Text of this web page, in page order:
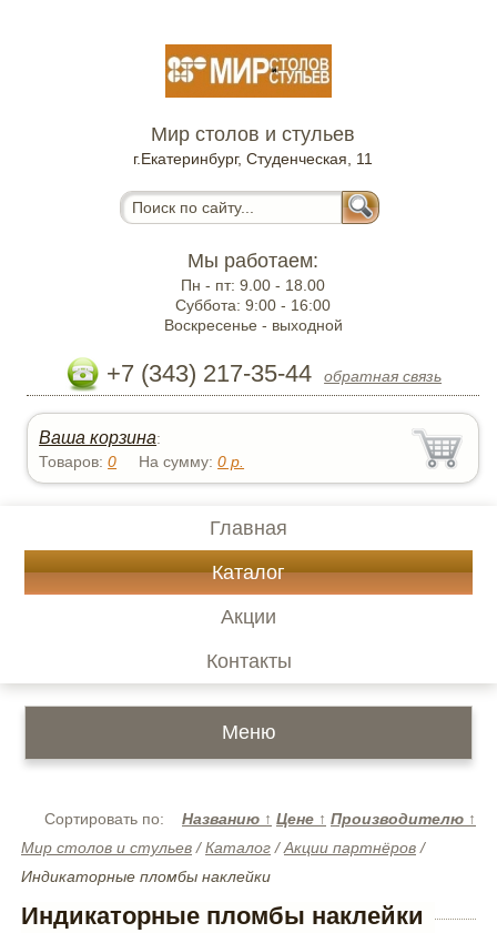
Мир столов и стульев
г.Екатеринбург, Студенческая, 11
Мы работаем:
Пн - пт:9.00 - 18.00
Суббота:9:00 - 16:00
Воскресенье - выходной
+7 (343) 217-35-44 обратная связь
Ваша корзина:
Товаров:0 На сумму:0 р.
Главная
Каталог
Акции
Контакты
Меню
Сортировать по: Названию ↑ Цене ↑ Производителю ↑
Мир столов и стульев /Каталог /Акции партнёров /
Индикаторные пломбы наклейки
Индикаторные пломбы наклейки